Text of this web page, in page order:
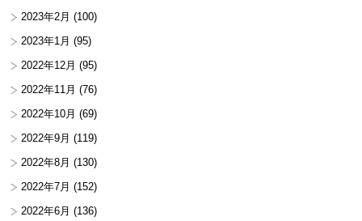
2023年2月 (100)
2023年1月 (95)
2022年12月 (95)
2022年11月 (76)
2022年10月 (69)
2022年9月 (119)
2022年8月 (130)
2022年7月 (152)
2022年6月 (136)